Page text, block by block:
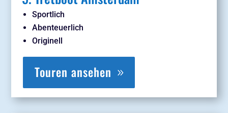
Sportlich
Abenteuerlich
Originell
Touren ansehen